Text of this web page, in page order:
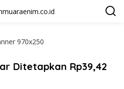
Ditetapkan Rp39,42